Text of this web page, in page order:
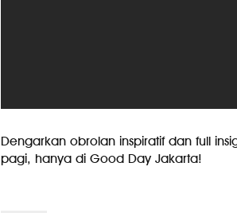
Dengarkan obrolan inspiratif dan full
pagi, hanya di Good Day Jakarta!